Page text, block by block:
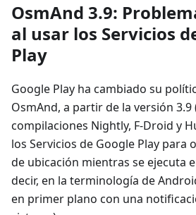
OsmAnd 3.9:
al usar los Servicios
Play
Google Play ha cambiado su
OsmAnd, a partir de la versión 3.9
compilaciones Nightly, F-Droid y
los Servicios de Google Play para
de ubicación mientras se ejecuta
decir, en la terminología de
en primer plano con una